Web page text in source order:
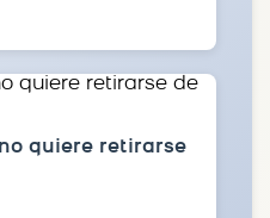
quiere retirarse